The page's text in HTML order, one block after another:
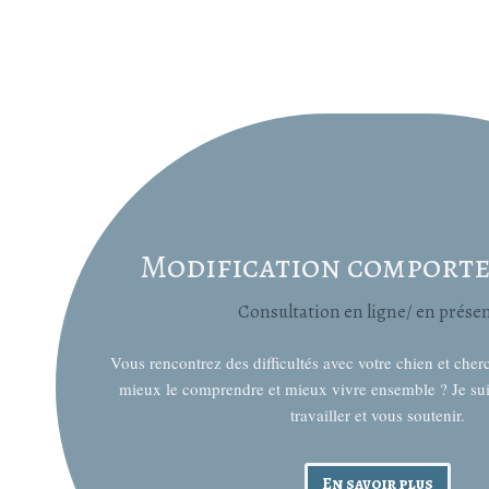
Modification
Consultation en ligne/ en
Vous rencontrez des difficultés avec votre chien et
mieux le comprendre et mieux vivre ensemble ? Je
travailler et vous soutenir.
En savoir plus